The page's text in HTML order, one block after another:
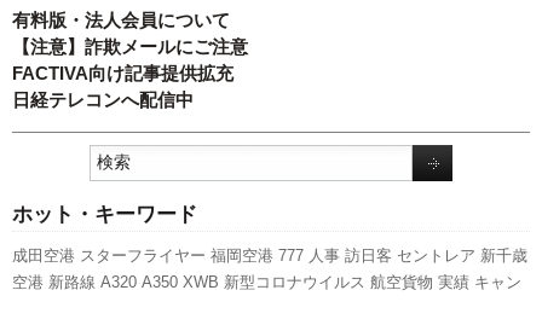
有料版・法人会員について
【注意】詐欺メールにご注意
FACTIVA向け記事提供拡充
日経テレコンへ配信中
ホット・キーワード
成田空港 スターフライヤー 福岡空港 777 人事 訪日客 セントレア 新千歳
空港 新路線 A320 A350 XWB 新型コロナウイルス 航空貨物 実績 キャン